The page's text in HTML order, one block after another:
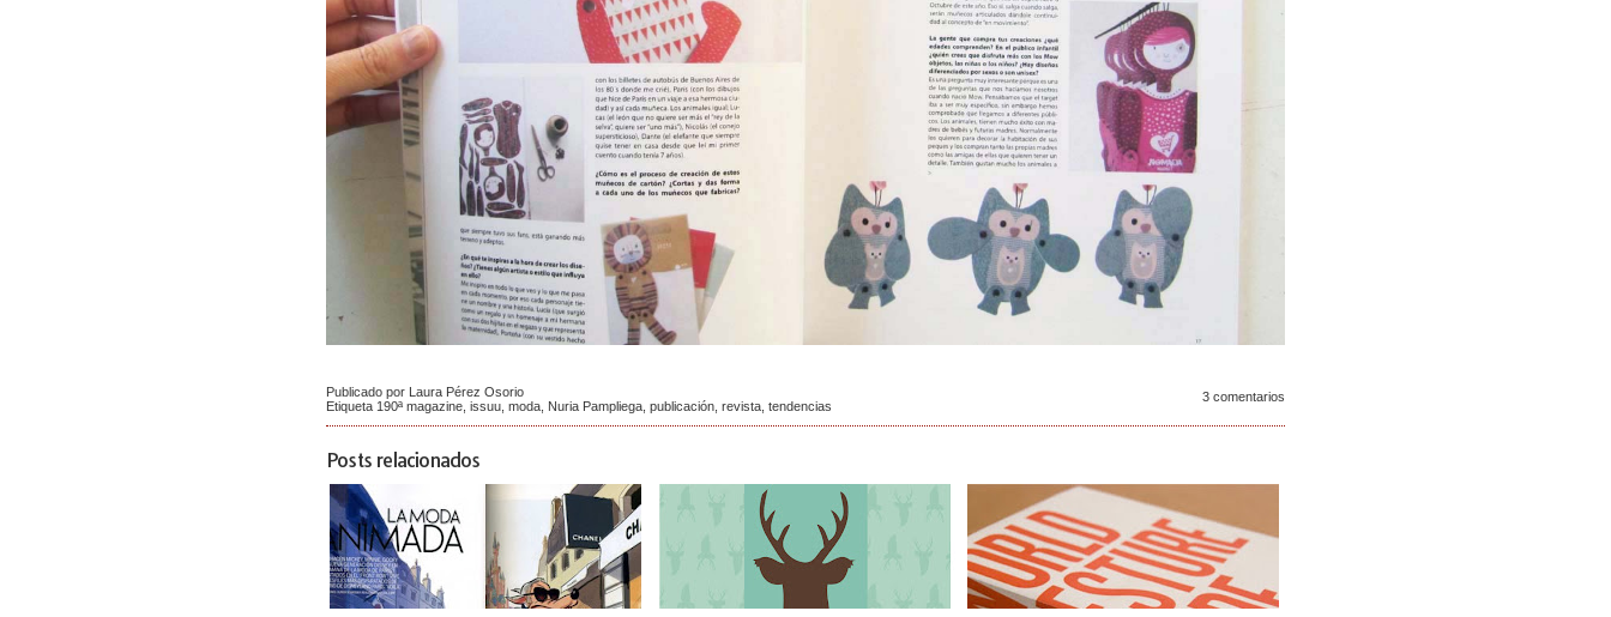
Publicado por Laura Pérez Osorio
Etiqueta 190ª magazine issuu moda Nuria Pampliega publicación revista tendencias
3 comentarios
Posts relacionados